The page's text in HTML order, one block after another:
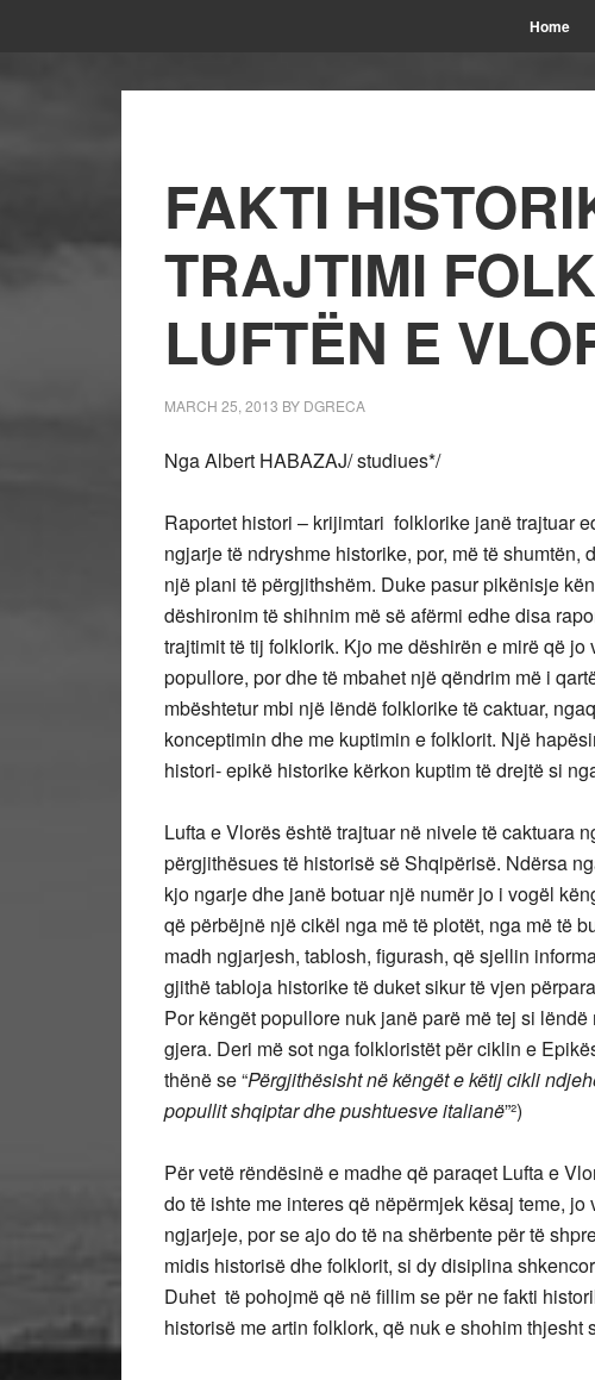
Home
FAKTI
TRAJTIMI
LUFTËN E
MARCH 25, 2013 BY DGRECA
Nga Albert HABAZAJ/ studiues*/
Raportet histori – krijimtari folklorike janë trajtuar
ngjarje të ndryshme historike, por, më të
një plani të përgjithshëm. Duke pasur pikënisje
dëshironim të shihnim më së afërmi edhe disa
trajtimit të tij folklorik. Kjo me dëshirën e mirë që
popullore, por dhe të mbahet një qëndrim më i
mbështetur mbi një lëndë folklorike të caktuar,
konceptimin dhe me kuptimin e folklorit. Një
histori- epikë historike kërkon kuptim të drejtë si
Lufta e Vlorës është trajtuar në nivele të caktuara
përgjithësues të historisë së Shqipërisë. Ndërsa
kjo ngarje dhe janë botuar një numër jo i vogël
që përbëjnë një cikël nga më të plotët, nga më të
madh ngjarjesh, tablosh, figurash, që sjellin
gjithë tabloja historike të duket sikur të vjen
Por këngët popullore nuk janë parë më tej si
gjera. Deri më sot nga folkloristët për ciklin e
thënë se “Përgjithësisht në këngët e këtij cikli
popullit shqiptar dhe pushtuesve italianë”²)
Për vetë rëndësinë e madhe që paraqet Lufta e
do të ishte me interes që nëpërmjek kësaj teme,
ngjarjeje, por se ajo do të na shërbente për të
midis historisë dhe folklorit, si dy disiplina
Duhet të pohojmë që në fillim se për ne fakti
historisë me artin folklork, që nuk e shohim